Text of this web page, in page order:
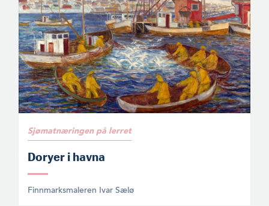
Sjømatnæringen på lerret
Doryer i havna
Finnmarksmaleren Ivar Sælø